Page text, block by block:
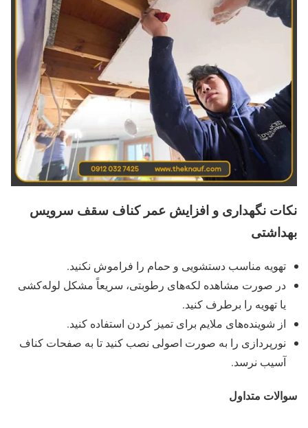
نکات نگهداری و افزایش عمر کناف سقف سرویس
بهداشتی
تهویه مناسب دستشویی و حمام را فراموش نکنید.
در صورت مشاهده لکه‌های رطوبتی، سریعاً مشکل لوله‌کشی
یا تهویه را برطرف کنید.
از شوینده‌های ملایم برای تمیز کردن استفاده کنید.
نورپردازی را به صورت اصولی نصب کنید تا به صفحات کناف
آسیب نرسد.
سوالات متداول